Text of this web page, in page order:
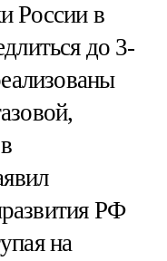
России в
до 3-
РФ
на